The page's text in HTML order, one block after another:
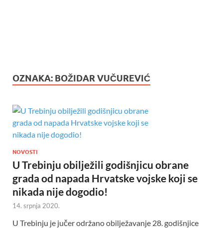
OZNAKA: BOŽIDAR VUČUREVIĆ
NOVOSTI
U Trebinju obilježili godišnjicu obrane
grada od napada Hrvatske vojske koji se
nikada nije dogodio!
14. srpnja 2020.
U Trebinju je jučer održano obilježavanje 28. godišnjice